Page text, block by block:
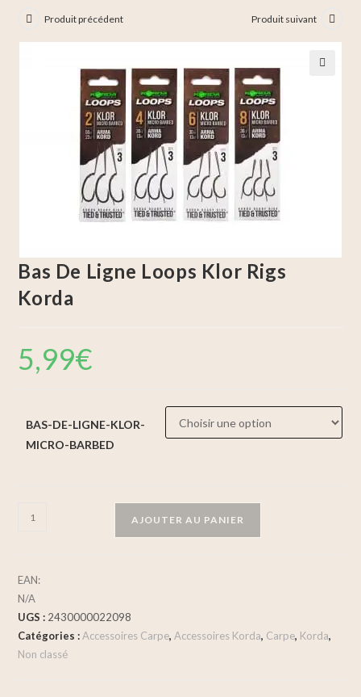
Produit précédent Produit suivant
Bas De Ligne Loops Klor Rigs
Korda
5,99€
BAS-DE-LIGNE-KLOR-
MICRO-BARBED
AJOUTER AU PANIER
EAN:
N/A
UGS : 2430000022098
Catégories :Accessoires Carpe,Accessoires Korda, Carpe, Korda,
Non classé